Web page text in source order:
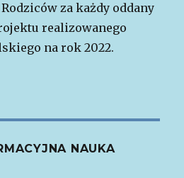
za każdy oddany
realizowanego
na rok 2022.
NAUKA